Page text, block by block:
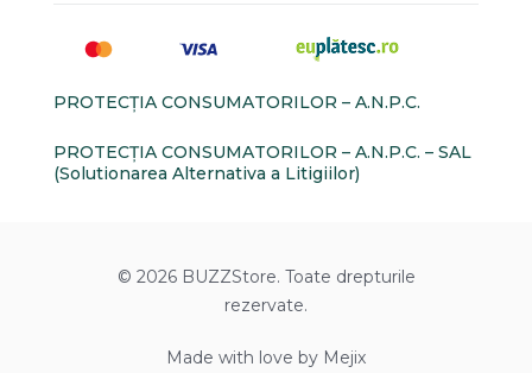
PROTECŢIA CONSUMATORILOR – A.N.P.C.
PROTECŢIA CONSUMATORILOR – A.N.P.C. – SAL
(Solutionarea Alternativa a Litigiilor)
© 2026 BUZZStore. Toate drepturile
rezervate.
Made with love by Mejix